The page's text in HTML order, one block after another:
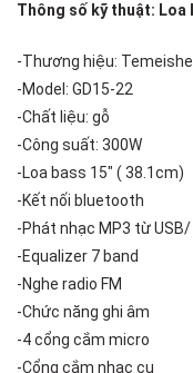
Thông số kỹ thuật: Loa
-Thương hiệu:
-Model: GD15-22
-Chất liệu: gỗ
-Công suất: 300W
-Loa bass 15″ ( 38.1cm)
-Kết nối bluetooth
-Phát nhạc MP3 từ
-Equalizer 7 band
-Nghe radio FM
-Chức năng ghi âm
-4 cổng cắm micro
-Cổng cắm nhạc cụ